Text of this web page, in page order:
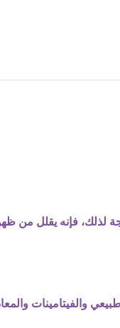
لذلك، فإنه يقلل من
والفيتامينات